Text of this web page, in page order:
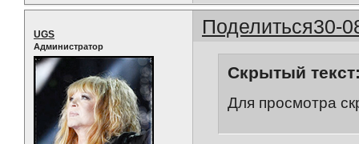
Поделиться30-
UGS
Администратор
Скрытый
Для просмотра